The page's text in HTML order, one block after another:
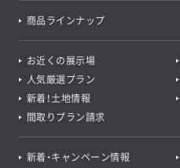
商品ラインナップ
お近くの展示場
人気厳選プラン
新着！土地情報
間取りプラン請求
新着・キャンペーン情報